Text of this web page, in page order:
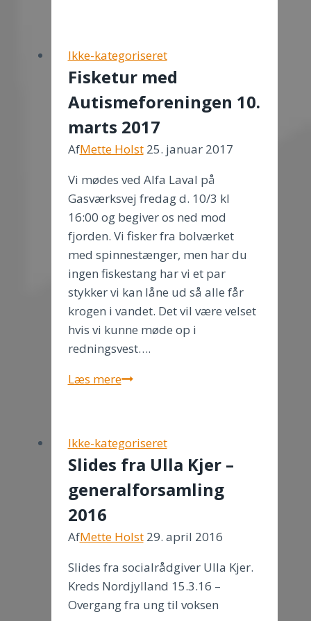
oplæg
–
“Jeg
gør
bedste
jeg
kan”!
Ikke-kategoriseret
Fisketur med
Autismeforeningen 10.
marts 2017
AfMette Holst 25. januar 2017
Vi mødes ved Alfa Laval på
Gasværksvej fredag d. 10/3 kl
16:00 og begiver os ned mod
fjorden. Vi fisker fra bolværket
med spinnestænger, men har du
ingen fiskestang har vi et par
stykker vi kan låne ud så alle får
krogen i vandet. Det vil være velset
hvis vi kunne møde op i
redningsvest….
Læs mereFisketur
marts
2017
Ikke-kategoriseret
Slides fra Ulla Kjer –
generalforsamling
2016
AfMette Holst 29. april 2016
Slides fra socialrådgiver Ulla Kjer.
Kreds Nordjylland 15.3.16 –
Overgang fra ung til voksen